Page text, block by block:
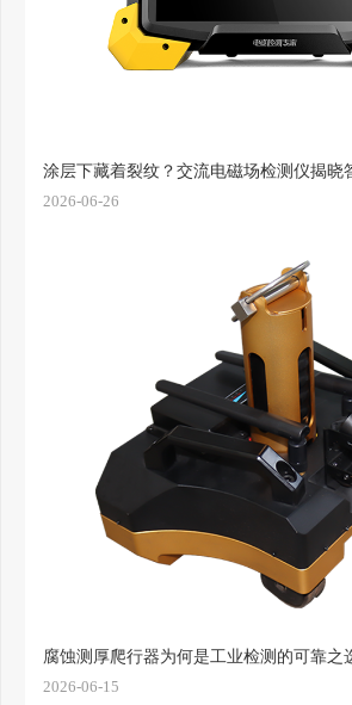
涂层下藏着裂纹？交流电磁场检测仪揭晓
2026-06-26
腐蚀测厚爬行器为何是工业检测的可靠之
2026-06-15